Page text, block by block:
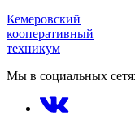
Кемеровский
кооперативный
техникум
Мы в социальных